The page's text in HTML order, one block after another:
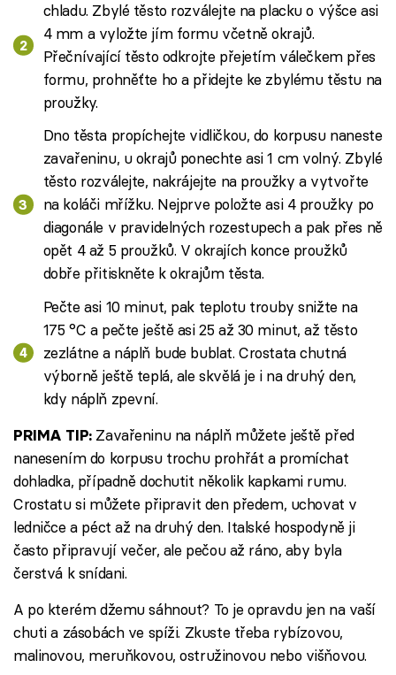
chladu. Zbylé těsto rozválejte na placku o výšce asi
4 mm a vyložte jím formu včetně okrajů.
Přečnívající těsto odkrojte přejetím válečkem přes
formu, prohněťte ho a přidejte ke zbylému těstu na
proužky.
Dno těsta propíchejte vidličkou, do korpusu naneste
zavařeninu, u okrajů ponechte asi 1 cm volný. Zbylé
těsto rozválejte, nakrájejte na proužky a vytvořte
na koláči mřížku. Nejprve položte asi 4 proužky po
diagonále v pravidelných rozestupech a pak přes ně
opět 4 až 5 proužků. V okrajích konce proužků
dobře přitiskněte k okrajům těsta.
Pečte asi 10 minut, pak teplotu trouby snižte na
175 °C a pečte ještě asi 25 až 30 minut, až těsto
zezlátne a náplň bude bublat. Crostata chutná
výborně ještě teplá, ale skvělá je i na druhý den,
kdy náplň zpevní.
PRIMA TIP:Zavařeninu na náplň můžete ještě před
nanesením do korpusu trochu prohřát a promíchat
dohladka, případně dochutit několik kapkami rumu.
Crostatu si můžete připravit den předem, uchovat v
ledničce a péct až na druhý den. Italské hospodyně ji
často připravují večer, ale pečou až ráno, aby byla
čerstvá k snídani.
A po kterém džemu sáhnout? To je opravdu jen na vaší
chuti a zásobách ve spíži. Zkuste třeba rybízovou,
malinovou, meruňkovou, ostružinovou nebo višňovou.